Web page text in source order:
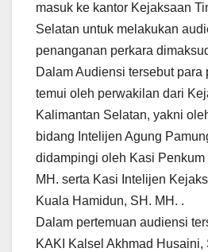
masuk ke kantor Kejaksaan
Selatan untuk melakukan
penanganan perkara
Dalam Audiensi tersebut para
temui oleh perwakilan dari
Kalimantan Selatan, yakni
bidang Intelijen Agung
didampingi oleh Kasi Penkum
MH. serta Kasi Intelijen
Kuala Hamidun, SH. MH. .
Dalam pertemuan audiensi
KAKI Kalsel Akhmad Husaini,